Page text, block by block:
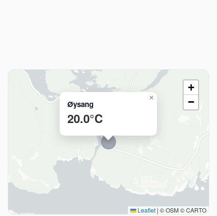
Øysang
20.0°C
×
+
−
Leaflet | © OSM © CARTO